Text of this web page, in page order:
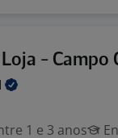
- Campo
1 e 3 anos